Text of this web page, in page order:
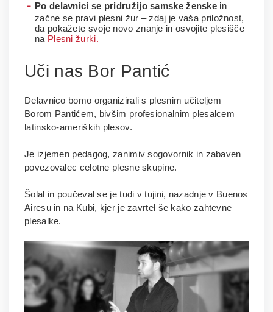
Po delavnici se pridružijo samske ženske in
začne se pravi plesni žur – zdaj je vaša priložnost,
da pokažete svoje novo znanje in osvojite plesišče
na Plesni žurki.
Uči nas Bor Pantić
Delavnico bomo organizirali s plesnim učiteljem
Borom Pantićem, bivšim profesionalnim plesalcem
latinsko-ameriških plesov.
Je izjemen pedagog, zanimiv sogovornik in zabaven
povezovalec celotne plesne skupine.
Šolal in poučeval se je tudi v tujini, nazadnje v Buenos
Airesu in na Kubi, kjer je zavrtel še kako zahtevne
plesalke.